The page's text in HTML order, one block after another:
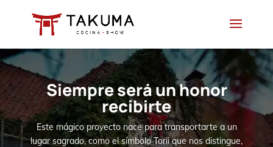
Siempre será un honor
recibirte
Este mágico proyecto nace para transportarte a un
lugar sagrado, como el símbolo Torii que nos distingue,